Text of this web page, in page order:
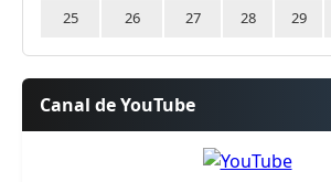
25
26 27 28 29
Canal de YouTube